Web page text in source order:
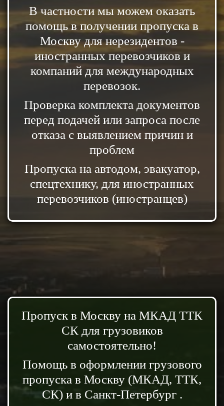
В частности мы можем оказать
помощь в получении пропуска в
Москву для нерезидентов -
иностранных перевозчиков и
компаний для международных
перевозок.
Проверка комплекта документов
перед подачей или запроса после
отказа с выявлением причин и
проблем
Пропуска на автодом, эвакуатор,
спецтехнику, для иностранных
перевозчиков (иностранцев)
Пропуск в Москву на МКАД ТТК
СК для грузовиков
самостоятельно!
Помощь в оформлении грузового
пропуска в Москву (МКАД, ТТК,
СК) и в Санкт-Петербург .